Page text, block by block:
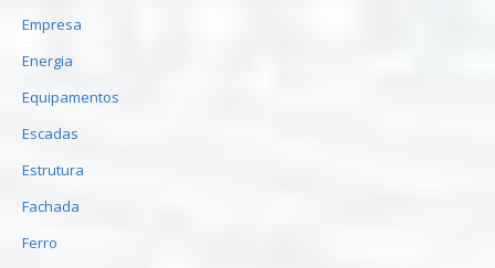
Empresa
Energia
Equipamentos
Escadas
Estrutura
Fachada
Ferro